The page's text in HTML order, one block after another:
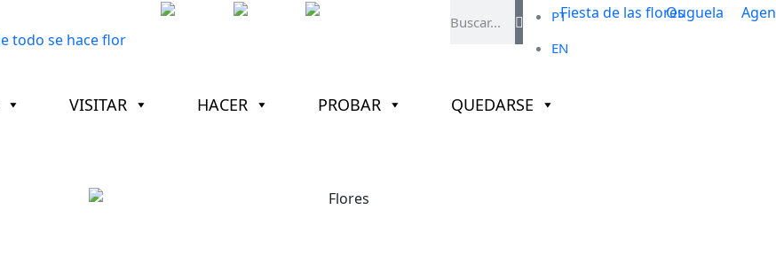
PT
EN
VISITAR HACER PROBAR QUEDARSE